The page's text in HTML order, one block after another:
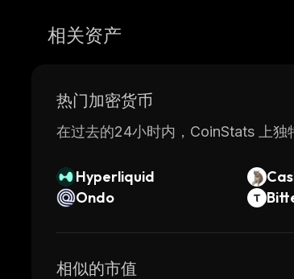
相关资产
热门加密货币
在过去的24小时内，CoinStats 上独
Hyperliquid
Ondo
相似的市值